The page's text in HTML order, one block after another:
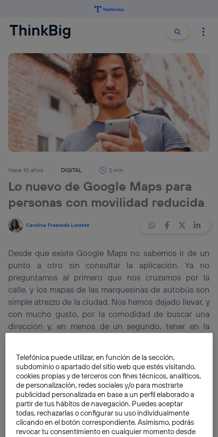
Buscar
Hace 10 años DIGITAL 2 min
Lo nuevo de Google Maps para
personas con movilidad reducida
Carolina Fresneda Lorente
Desde que existe Google Maps no sabemos ir de un
punto a otro sin consultar la aplicación. Ya no
preguntamos al primero que nos cruzamos por la
calle, y los mapas de las marquesinas de autobús son
simple atrezzo de la ciudad. Nos hemos dejado llevar, y
con mucho gusto, por la comodidad de buscar una
dirección y, en menos de un segundo, tener en la
momentos, y ahora, además, informa de si un lugar es
accesible o no para personas con movilidad reducida.
Rio Akasaka, gestor de productos deGoogle Drive
su equipo han desarrollado una funcionalidad para
Google Mapsque consiste en añadir información
Telefónica puede utilizar, en función de la sección,
subdominio o apartado del sitio web que estés visitando,
cookies propias y de terceros con fines técnicos, analíticos,
de personalización, redes sociales y/o para mostrarte
publicidad personalizada en base a un perfil elaborado a
partir de tus hábitos de navegación. Puedes aceptar
todas, rechazarlas o configurar su uso individualmente
clicando en el botón correspondiente. Asimismo, podrás
revocar tu consentimiento en cualquier momento desde